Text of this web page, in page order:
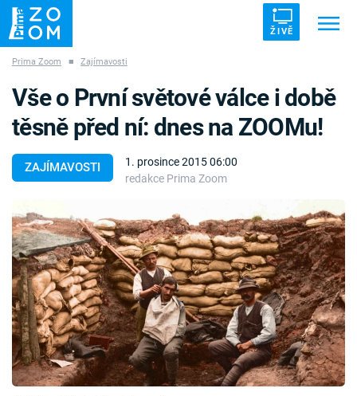
ŽIVĚ
ZÁHADY VETŘELCI DÁVNOVĚKU
Témata
Témata
Pořady
TV Program
Časopis
Prima Zoom ■ Zajímavosti
ZAJÍMAVOSTI
1. prosince 2015 06:00
redakce Prima Zoom
Vše o První světové válce i době
těsně před ní: dnes na ZOOMu!